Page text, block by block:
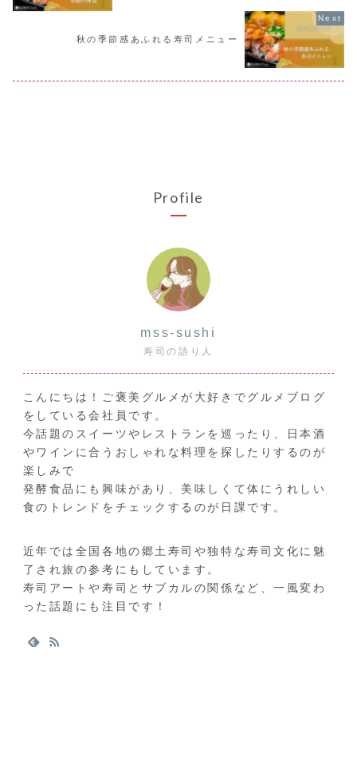
秋の季節感あふれる寿司メニュー
Profile
mss-sushi
寿司の語り人
こんにちは！ご褒美グルメが大好きでグルメブログ
をしている会社員です。
今話題のスイーツやレストランを巡ったり、日本酒
やワインに合うおしゃれな料理を探したりするのが
楽しみで
発酵食品にも興味があり、美味しくて体にうれしい
食のトレンドをチェックするのが日課です。
近年では全国各地の郷土寿司や独特な寿司文化に魅
了され旅の参考にもしています。
寿司アートや寿司とサブカルの関係など、一風変わ
った話題にも注目です！